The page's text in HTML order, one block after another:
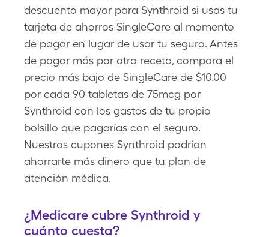
descuento mayor para Synthroid si usas tu
tarjeta de ahorros SingleCare al momento
de pagar en lugar de usar tu seguro. Antes
de pagar más por otra receta, compara el
precio más bajo de SingleCare de $10.00
por cada 90 tabletas de 75mcg por
Synthroid con los gastos de tu propio
bolsillo que pagarías con el seguro.
Nuestros cupones Synthroid podrían
ahorrarte más dinero que tu plan de
atención médica.
¿Medicare cubre Synthroid y
cuánto cuesta?